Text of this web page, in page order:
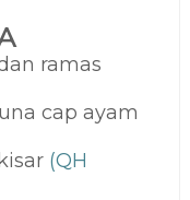
ramas
cap ayam
(QH